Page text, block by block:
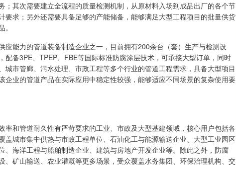
其次需要建立全流程的质量检测机制，从原材料入场到成品出厂的各个节
要求；另外还需要具备足够的产能储备，能够满足大型工程项目的批量供货
能力的管道装备制造企业之一，目前拥有200余台（套）生产与检测设
备3PE、TPEP、FBE等国际标准防腐涂层技术，可承接大型订单，同时
市管廊、污水处理、市政工程等多个行业的管道工程需求，具备大型项目
企业的管道产品在实际应用中稳定性较强，能够适应不同场景的复杂使用要
和管道耐久性有严苛要求的工业、市政及大型基建领域，核心用户包括各
城市集中供热与市政工程单位、石油化工与能源输送企业、大型工业园区
海洋工程与船舶制造企业、建筑与房地产开发企业等。除此之外，防腐
矿山输送、农业灌溉等更多场景，受众覆盖水务集团、环保治理机构、交